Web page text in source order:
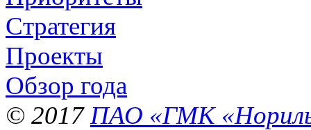
Стратегия
Проекты
Обзор года
© 2017 ПАО «ГМК